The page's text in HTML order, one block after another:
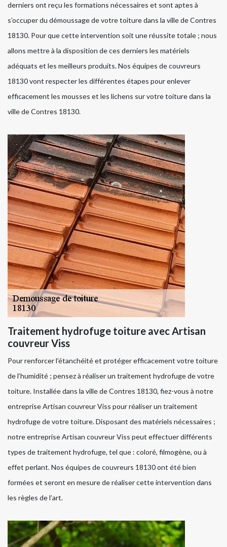
derniers ont reçu les formations nécessaires et sont aptes à
s’occuper du démoussage de votre toiture dans la ville de Contres
18130. Pour que cette intervention soit une réussite totale ; nous
allons mettre à la disposition de ces derniers les matériels
adéquats et les meilleurs produits. Nos équipes de couvreurs
18130 vont respecter les différentes étapes pour enlever
efficacement les mousses et les lichens sur votre toiture dans la
ville de Contres 18130.
Traitement hydrofuge toiture avec Artisan
couvreur Viss
Pour renforcer l’étanchéité et protéger efficacement votre toiture
de l’humidité ; pensez à réaliser un traitement hydrofuge de votre
toiture. Installée dans la ville de Contres 18130, fiez-vous à notre
entreprise Artisan couvreur Viss pour réaliser un traitement
hydrofuge de votre toiture. Disposant des matériels nécessaires ;
notre entreprise Artisan couvreur Viss peut effectuer différents
types de traitement hydrofuge, tel que : coloré, filmogène, ou à
effet perlant. Nos équipes de couvreurs 18130 ont été bien
formées et seront en mesure de réaliser cette intervention dans
les règles de l’art.